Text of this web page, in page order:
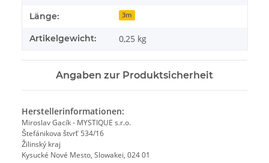
Länge: 3m
Artikelgewicht: 0,25 kg
Angaben zur Produktsicherheit
Herstellerinformationen:
Miroslav Gacík - MYSTIQUE s.r.o.
Štefánikova štvrť 534/16
Žilinský kraj
Kysucké Nové Mesto, Slowakei, 024 01